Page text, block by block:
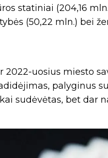
statiniai (204,16
(50,22 mln.) bei
2022-uosius miesto
palyginus
sudėvėtas, bet dar